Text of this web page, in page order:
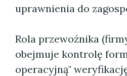
uprawnienia do
Rola przewoźnika
obejmuje kontrolę
operacyjną"